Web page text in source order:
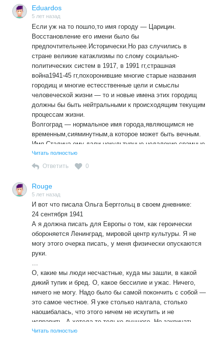
Люди создающие для себя вождей — есть ограниченные
и опасные для Общества люди. Это рабы всею своею
сущностью.
(см.продолжение)
Eduardos
5 лет назад
Если уж на то пошло,то имя городу — Царицин.
Восстановление его имени было бы
предпочтительнее.Исторически.Но раз случились в
стране великие катаклизмы по слому социально-
политических систем в 1917, в 1991 гг,страшная
война1941-45 гг,похоронившие многие старые названия
городищ и многие естесственные цели и смыслы
человеческой жизни — то и новые имена этих городищ
должны бы быть нейтральными к происходящим текущим
процессам жизни.
Волгоград — нормальное имя города,являющимся не
временным,сияминутным,а которое может быть вечным.
Имя Сталина ему дали некультурные,недалекие,срамные
люди.Которые не смущаясь раздавали его направо и
налево раболепствуя перед создаваемым ими вождем
Люди создающие для себя вождей — есть ограниченные
и опасные для Общества люди. Это рабы всею своею
сущностью.
(см.продолжение)
Читать полностью
Ответить 0
Rouge
5 лет назад
И вот что писала Ольга Берггольц в своем дневнике:
24 сентября 1941
А я должна писать для Европы о том, как героически
обороняется Ленинград, мировой центр культуры. Я не
могу этого очерка писать, у меня физически опускаются
руки.
…
О, какие мы люди несчастные, куда мы зашли, в какой
дикий тупик и бред. О, какое бессилие и ужас. Ничего,
ничего не могу. Надо было бы самой покончить с собой —
это самое честное. Я уже столько налгала, столько
наошибалась, что этого ничем не искупить и не
исправить. А хотела-то только лучшего. Но закричать
«братайтесь» — невозможно. Значит, что же? Надо
Читать полностью